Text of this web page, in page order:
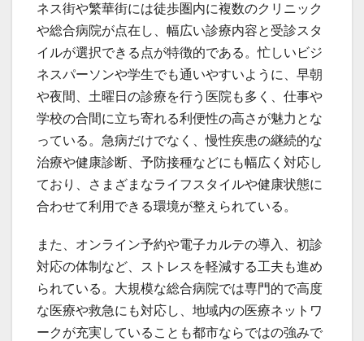
ネス街や繁華街には徒歩圏内に複数のクリニック
や総合病院が点在し、幅広い診療内容と受診スタ
イルが選択できる点が特徴的である。忙しいビジ
ネスパーソンや学生でも通いやすいように、早朝
や夜間、土曜日の診療を行う医院も多く、仕事や
学校の合間に立ち寄れる利便性の高さが魅力とな
っている。急病だけでなく、慢性疾患の継続的な
治療や健康診断、予防接種などにも幅広く対応し
ており、さまざまなライフスタイルや健康状態に
合わせて利用できる環境が整えられている。
また、オンライン予約や電子カルテの導入、初診
対応の体制など、ストレスを軽減する工夫も進め
られている。大規模な総合病院では専門的で高度
な医療や救急にも対応し、地域内の医療ネットワ
ークが充実していることも都市ならではの強みで